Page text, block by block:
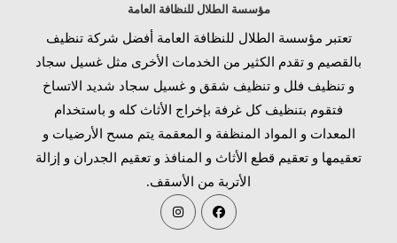
مؤسسة الطلال للنظافة العامة
تعتبر مؤسسة الطلال للنظافة العامة أفضل شركة تنظيف
بالقصيم و تقدم الكثير من الخدمات الأخرى مثل غسيل سجاد
و تنظيف فلل و تنظيف شقق و غسيل سجاد شديد الاتساخ
فتقوم بتنظيف كل غرفة بإخراج الأثاث كله و باستخدام
المعدات و المواد المنظفة و المعقمة يتم مسح الأرضيات و
تعقيمها و تعقيم قطع الأثاث و المنافذ و تعقيم الجدران و إزالة
الأتربة من الأسقف.
Opens
Opens